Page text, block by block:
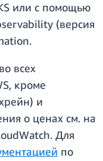
или с помощью
(версия
всех
кроме
и
о ценах см. на
Для
по